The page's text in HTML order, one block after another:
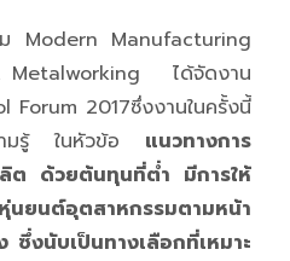
ม Modern Manufacturing
Metalworking ได้จัดงาน
Forum 2017ซึ่งงานในครั้งนี้
ามรู้ ในหัวข้อ แนวทางการ
ต ด้วยต้นทุนที่ต่ำ มีการให้
หุ่นยนต์อุตสาหกรรมตามหน้า
งนับเป็นทางเลือกที่เหมาะ